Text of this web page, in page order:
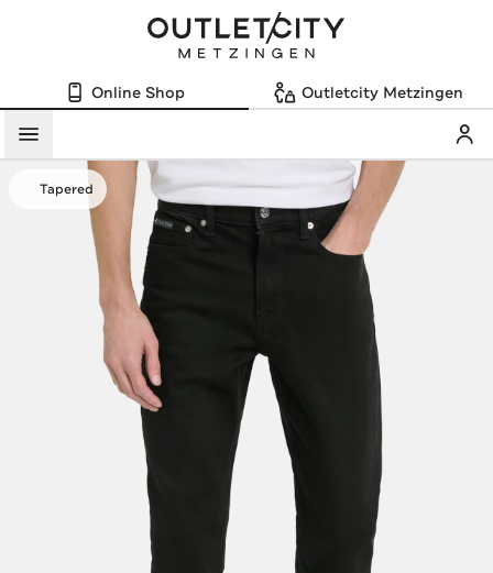
Online Shop Outletcity Metzingen
Menü
Tapered